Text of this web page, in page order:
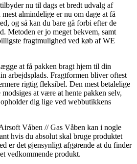
nu til dags et bredt udvalg af
almindelige er nu om dage at få
og så kan du bare gå forbi efter de
Metoden er jo meget bekvem, samt
fragtmulighed ved køb af WE
at få pakken bragt hjem til din
arbejdsplads. Fragtformen bliver oftest
rigtig fleksibel. Den mest betalelige
at være at hente pakken selv,
dig lige ved webbutikkens
Våben // Gas Våben kan i nogle
hvis du absolut skal bruge produktet
er det øjensynligt afgørende at du finder
vedkommende produkt.